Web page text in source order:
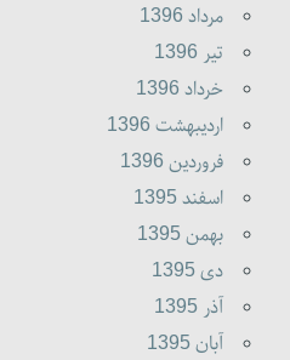
مرداد 1396
تير 1396
خرداد 1396
ارديبهشت 1396
فروردين 1396
اسفند 1395
بهمن 1395
دى 1395
آذر 1395
آبان 1395